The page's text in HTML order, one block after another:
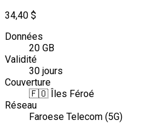
34,40 $
Données
20 GB
Validité
30 jours
Couverture
🇫🇴 Îles Féroé
Réseau
Faroese Telecom (5G)